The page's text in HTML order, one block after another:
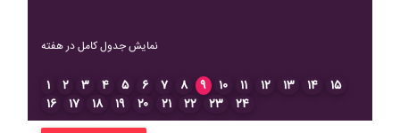
نمایش جدول کامل در هفته
۱ ۲ ۳ ۴ ۵ ۶ ۷ ۸ ۹ ۱۰ ۱۱ ۱۲ ۱۳ ۱۴
۱۵
۱۶
۱۷ ۱۸ ۱۹ ۲۰ ۲۱ ۲۲ ۲۳ ۲۴